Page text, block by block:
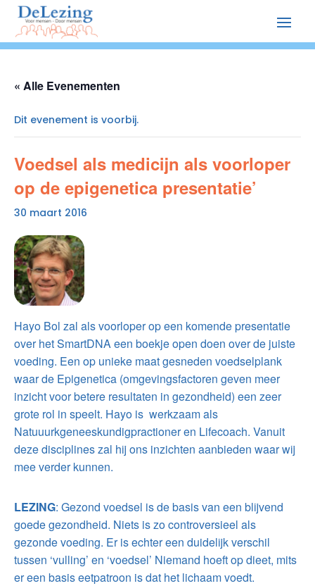
« Alle Evenementen
Dit evenement is voorbij.
Voedsel als medicijn als voorloper
op de epigenetica presentatie’
30 maart 2016
Hayo Bol zal als voorloper op een komende presentatie
over het SmartDNA een boekje open doen over de juiste
voeding. Een op unieke maat gesneden voedselplank
waar de Epigenetica (omgevingsfactoren geven meer
inzicht voor betere resultaten in gezondheid) een zeer
grote rol in speelt. Hayo is werkzaam als
Natuuurkgeneeskundigpractioner en Lifecoach. Vanuit
deze disciplines zal hij ons inzichten aanbieden waar wij
mee verder kunnen.
LEZING: Gezond voedsel is de basis van een blijvend
goede gezondheid. Niets is zo controversieel als
gezonde voeding. Er is echter een duidelijk verschil
tussen ‘vulling’ en ‘voedsel’ Niemand hoeft op dieet, mits
er een basis eetpatroon is dat het lichaam voedt.